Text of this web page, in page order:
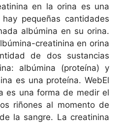
en la orina es una
pequeñas cantidades
albúmina en su orina.
creatinina en orina
de dos sustancias
albúmina (proteína) y
es una proteína. WebEl
es una forma de medir el
riñones al momento de
la sangre. La creatinina